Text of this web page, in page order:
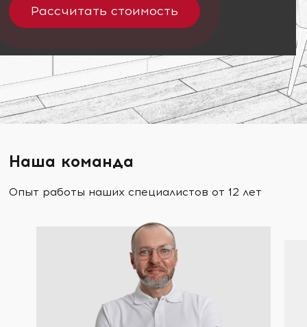
Рассчитать стоимость
Наша команда
Опыт работы наших специалистов от 12 лет